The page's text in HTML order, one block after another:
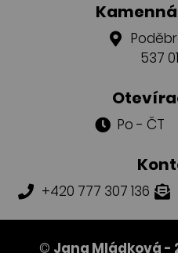
537
Po - ČT
+420 777 307 136
© Jana Mládková -